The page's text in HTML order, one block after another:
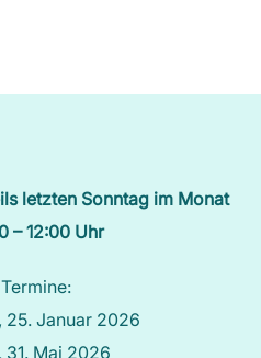
letzten Sonntag im Monat
– 12:00 Uhr
25. Januar 2026
31. Mai 2026